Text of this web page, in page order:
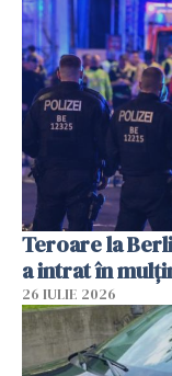
Teroare la
a intrat în
26 IULIE 2026